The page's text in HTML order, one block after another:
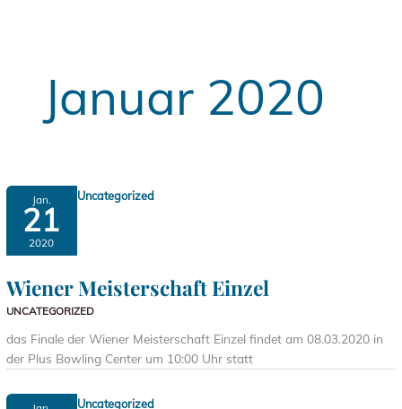
Januar 2020
Jan.
21
2020
Uncategorized
Wiener Meisterschaft Einzel
UNCATEGORIZED
das Finale der Wiener Meisterschaft Einzel findet am 08.03.2020 in
der Plus Bowling Center um 10:00 Uhr statt
Uncategorized